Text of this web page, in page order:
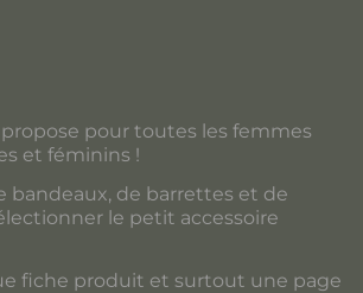
pour toutes les femmes
et féminins !
bandeaux, de barrettes et de
le petit accessoire
fiche produit et surtout une page